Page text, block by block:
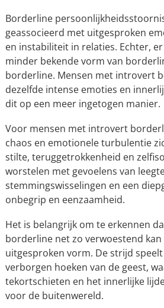
Borderline
geassocieerd met uitgesproken
en instabiliteit in relaties. Echter,
minder bekende vorm van
borderline. Mensen met introvert
dezelfde intense emoties en
dit op een meer ingetogen manier.
Voor mensen met introvert
chaos en emotionele turbulentie
stilte, teruggetrokkenheid en
worstelen met gevoelens van
stemmingswisselingen en een
onbegrip en eenzaamheid.
Het is belangrijk om te erkennen
borderline net zo verwoestend
uitgesproken vorm. De strijd
verborgen hoeken van de geest,
tekortschieten en het innerlijke
voor de buitenwereld.